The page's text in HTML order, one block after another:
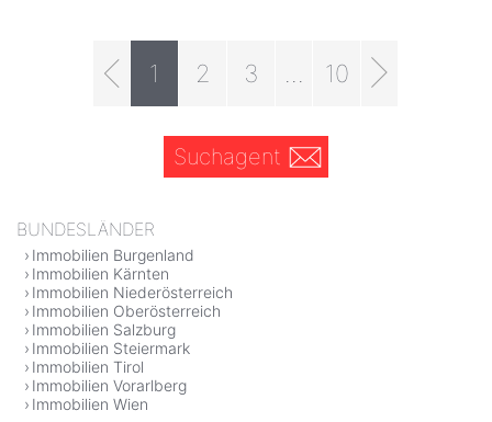
1 2 3 10
Suchagent
BUNDESLÄNDER
Immobilien Burgenland
Immobilien Kärnten
Immobilien Niederösterreich
Immobilien Oberösterreich
Immobilien Salzburg
Immobilien Steiermark
Immobilien Tirol
Immobilien Vorarlberg
Immobilien Wien